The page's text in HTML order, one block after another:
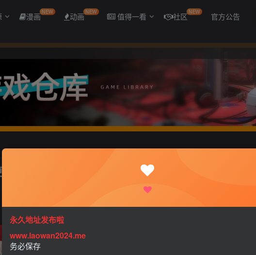
漫画NEW 动画 NEW 值得一看 社区NEW 官方公告
软件
永久地址发布啦
www.laowan2024.me
务必保存